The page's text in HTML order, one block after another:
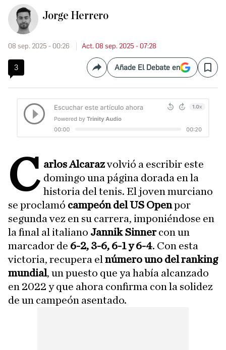
Jorge Herrero
08 sep. 2025 - 00:26 Act. 08 sep. 2025 - 07:28
3 CompartirAñade El Debate en Save
C arlos Alcarazvolvió a escribir este
domingo una página dorada en la
historia del tenis. El joven murciano
se proclamó campeón del US Openpor
segunda vez en su carrera, imponiéndose en
la final al italiano Jannik Sinnercon un
marcador de 6-2, 3-6, 6-1 y 6-4. Con esta
victoria, recupera el número uno del ranking
mundial, un puesto que ya había alcanzado
en 2022 y que ahora confirma con la solidez
de un campeón asentado.